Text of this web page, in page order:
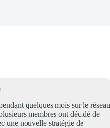
quelques mois sur le réseau
membres ont décidé de
une nouvelle stratégie de